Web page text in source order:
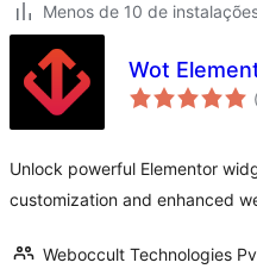
Menos de 10 de
Wot
Unlock powerful Elementor
customization and enhanced
Weboccult Technologies